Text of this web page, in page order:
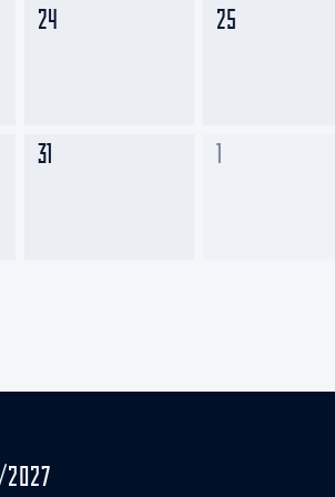
24 25
31 1